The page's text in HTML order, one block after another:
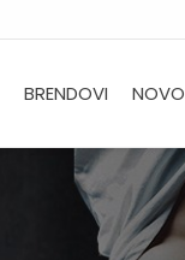
BRENDOVI NOVO